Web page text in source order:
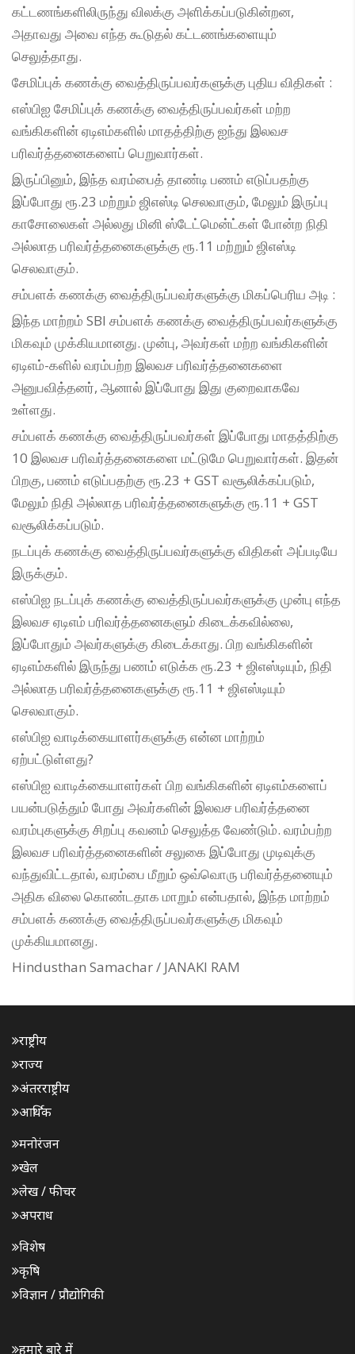
கட்டணங்களிலிருந்து விலக்கு அளிக்கப்படுகின்றன,
அதாவது அவை எந்த கூடுதல் கட்டணங்களையும்
செலுத்தாது.
சேமிப்புக் கணக்கு வைத்திருப்பவர்களுக்கு புதிய விதிகள் :
எஸ்பிஐ சேமிப்புக் கணக்கு வைத்திருப்பவர்கள் மற்ற
வங்கிகளின் ஏடிஎம்களில் மாதத்திற்கு ஐந்து இலவச
பரிவர்த்தனைகளைப் பெறுவார்கள்.
இருப்பினும், இந்த வரம்பைத் தாண்டி பணம் எடுப்பதற்கு
இப்போது ரூ.23 மற்றும் ஜிஎஸ்டி செலவாகும், மேலும் இருப்பு
காசோலைகள் அல்லது மினி ஸ்டேட்மென்ட்கள் போன்ற நிதி
அல்லாத பரிவர்த்தனைகளுக்கு ரூ.11 மற்றும் ஜிஎஸ்டி
செலவாகும்.
சம்பளக் கணக்கு வைத்திருப்பவர்களுக்கு மிகப்பெரிய அடி :
இந்த மாற்றம் SBI சம்பளக் கணக்கு வைத்திருப்பவர்களுக்கு
மிகவும் முக்கியமானது. முன்பு, அவர்கள் மற்ற வங்கிகளின்
ஏடிஎம்-களில் வரம்பற்ற இலவச பரிவர்த்தனைகளை
அனுபவித்தனர், ஆனால் இப்போது இது குறைவாகவே
உள்ளது.
சம்பளக் கணக்கு வைத்திருப்பவர்கள் இப்போது மாதத்திற்கு
10 இலவச பரிவர்த்தனைகளை மட்டுமே பெறுவார்கள். இதன்
பிறகு, பணம் எடுப்பதற்கு ரூ.23 + GST ​​வசூலிக்கப்படும்,
மேலும் நிதி அல்லாத பரிவர்த்தனைகளுக்கு ரூ.11 + GST ​​
வசூலிக்கப்படும்.
நடப்புக் கணக்கு வைத்திருப்பவர்களுக்கு விதிகள் அப்படியே
இருக்கும்.
எஸ்பிஐ நடப்புக் கணக்கு வைத்திருப்பவர்களுக்கு முன்பு எந்த
இலவச ஏடிஎம் பரிவர்த்தனைகளும் கிடைக்கவில்லை,
இப்போதும் அவர்களுக்கு கிடைக்காது. பிற வங்கிகளின்
ஏடிஎம்களில் இருந்து பணம் எடுக்க ரூ.23 + ஜிஎஸ்டியும், நிதி
அல்லாத பரிவர்த்தனைகளுக்கு ரூ.11 + ஜிஎஸ்டியும்
செலவாகும்.
எஸ்பிஐ வாடிக்கையாளர்களுக்கு என்ன மாற்றம்
ஏற்பட்டுள்ளது?
எஸ்பிஐ வாடிக்கையாளர்கள் பிற வங்கிகளின் ஏடிஎம்களைப்
பயன்படுத்தும் போது அவர்களின் இலவச பரிவர்த்தனை
வரம்புகளுக்கு சிறப்பு கவனம் செலுத்த வேண்டும். வரம்பற்ற
இலவச பரிவர்த்தனைகளின் சலுகை இப்போது முடிவுக்கு
வந்துவிட்டதால், வரம்பை மீறும் ஒவ்வொரு பரிவர்த்தனையும்
அதிக விலை கொண்டதாக மாறும் என்பதால், இந்த மாற்றம்
சம்பளக் கணக்கு வைத்திருப்பவர்களுக்கு மிகவும்
முக்கியமானது.
Hindusthan Samachar / JANAKI RAM
राष्ट्रीय
राज्य
अंतरराष्ट्रीय
आर्थिक
मनोरंजन
खेल
लेख / फीचर
अपराध
विशेष
कृषि
विज्ञान / प्रौद्योगिकी
हमारे बारे में